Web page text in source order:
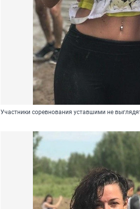
Участники соревнования уставшими не